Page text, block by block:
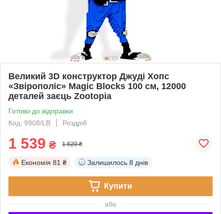
Великий 3D конструктор Джуді Хопс
«Звірополіс» Magic Blocks 100 см, 12000
деталей заєць Zootopia
Готово до відправки
Код: 9908/LB
Роздріб
1 539 ₴ 1 620 ₴
Економія 81 ₴ Залишилось 8 днів
Купити
або